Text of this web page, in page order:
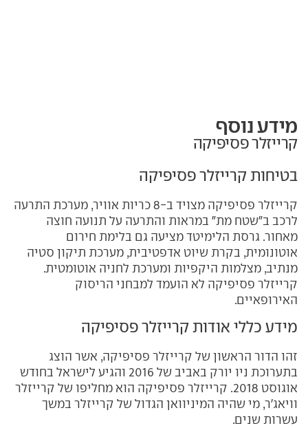
מידע נוסף
קרייזלר פסיפיקה
בטיחות קרייזלר פסיפיקה
קרייזלר פסיפיקה מצויד ב-8 כריות אוויר, מערכת התרעה
לרכב ב"שטח מת" במראות והתרעה על תנועה חוצה
מאחור. גרסת הלימיטד מציעה גם בלימת חירום
אוטונומית, בקרת שיוט אדפטיבית, מערכת תיקון סטיה
מנתיב, מצלמות היקפיות ומערכת לחניה אוטומטית.
קרייזלר פסיפיקה לא הועמד למבחני הריסוק
האירופאיים.
מידע כללי אודות קרייזלר פסיפיקה
זהו הדור הראשון של קרייזלר פסיפיקה, אשר הוצג
בתערוכת ניו יורק באביב של 2016 והגיע לישראל בחודש
אוגוסט 2018. קרייזלר פסיפיקה הוא מחליפו של קרייזלר
וויאג'ר, מי שהיה המיניוואן הגדול של קרייזלר במשך
עשרות שנים.